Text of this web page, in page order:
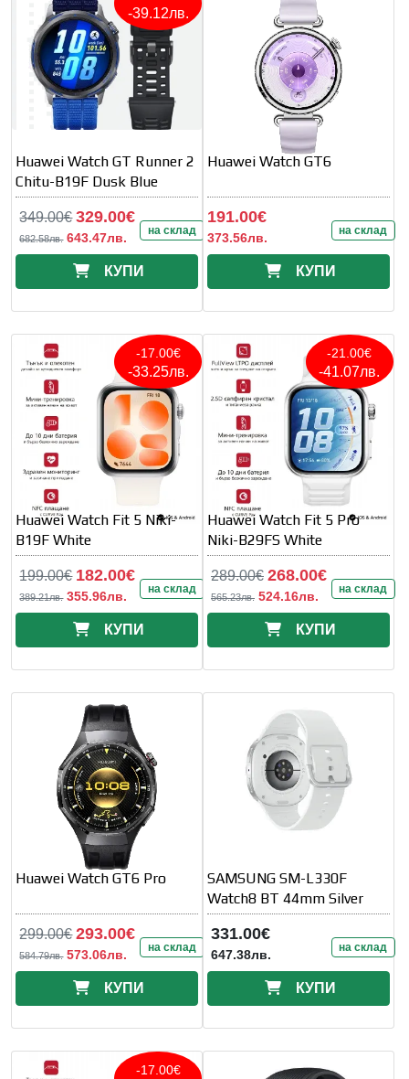
-39.12лв.
Huawei Watch GT Runner 2
Chitu-B19F Dusk Blue
349.00€ 329.00€
682.58лв. 643.47лв. на склад
КУПИ
Huawei Watch GT6
191.00€
373.56лв. на склад
КУПИ
-17.00€
-33.25лв.
Huawei Watch Fit 5 Niki-
B19F White
199.00€ 182.00€
389.21лв. 355.96лв. на склад
КУПИ
-21.00€
-41.07лв.
Huawei Watch Fit 5 Pro
Niki-B29FS White
289.00€ 268.00€
565.23лв. 524.16лв. на склад
КУПИ
Huawei Watch GT6 Pro
299.00€ 293.00€
584.79лв. 573.06лв. на склад
КУПИ
SAMSUNG SM-L330F
Watch8 BT 44mm Silver
331.00€
647.38лв. на склад
КУПИ
-17.00€